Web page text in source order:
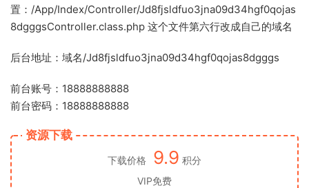
置：/App/Index/Controller/Jd8fjsldfuo3jna09d34hgf0qojas
8dgggsController.class.php 这个文件第六行改成自己的域名
后台地址：域名/Jd8fjsldfuo3jna09d34hgf0qojas8dgggs
前台账号：18888888888
前台密码：18888888888
资源下载
下载价格 9.9 积分
VIP免费